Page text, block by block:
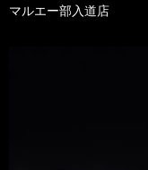
マルエー部入道店